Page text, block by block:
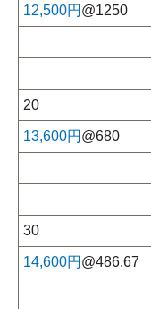
12,500円 @1250
20
13,600円 @680
30
14,600円 @486.67